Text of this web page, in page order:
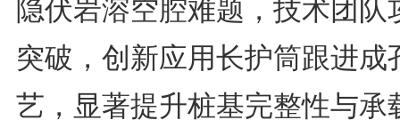
隐伏岩溶空腔难题，技术团队
突破，创新应用长护筒跟进成
艺，显著提升桩基完整性与承